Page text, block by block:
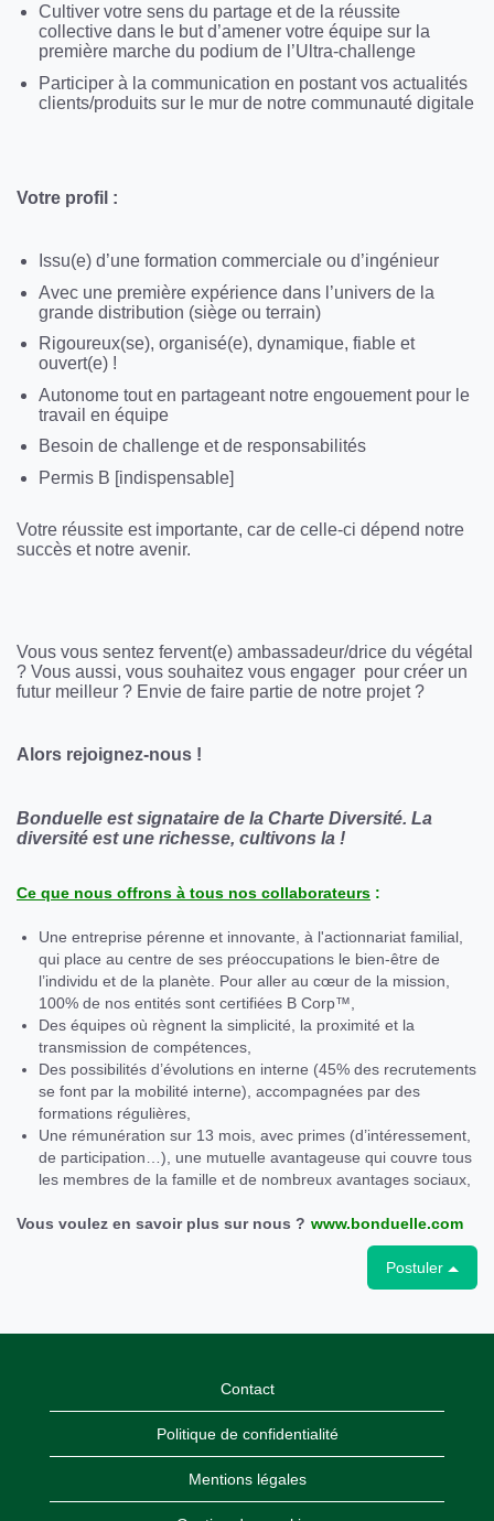
Cultiver votre sens du partage et de la réussite
collective dans le but d’amener votre équipe sur la
première marche du podium de l’Ultra-challenge
Participer à la communication en postant vos actualités
clients/produits sur le mur de notre communauté digitale
Votre profil :
Issu(e) d’une formation commerciale ou d’ingénieur
Avec une première expérience dans l’univers de la
grande distribution (siège ou terrain)
Rigoureux(se), organisé(e), dynamique, fiable et
ouvert(e) !
Autonome tout en partageant notre engouement pour le
travail en équipe
Besoin de challenge et de responsabilités
Permis B [indispensable]
Votre réussite est importante, car de celle-ci dépend notre
succès et notre avenir.
Vous vous sentez fervent(e) ambassadeur/drice du végétal
? Vous aussi, vous souhaitez vous engager pour créer un
futur meilleur ? Envie de faire partie de notre projet ?
Alors rejoignez-nous !
Bonduelle est signataire de la Charte Diversité. La
diversité est une richesse, cultivons la !
Ce que nous offrons à tous nos collaborateurs :
Une entreprise pérenne et innovante, à l'actionnariat familial,
qui place au centre de ses préoccupations le bien-être de
l’individu et de la planète. Pour aller au cœur de la mission,
100% de nos entités sont certifiées B Corp™,
Des équipes où règnent la simplicité, la proximité et la
transmission de compétences,
Des possibilités d’évolutions en interne (45% des recrutements
se font par la mobilité interne), accompagnées par des
formations régulières,
Une rémunération sur 13 mois, avec primes (d’intéressement,
de participation…), une mutuelle avantageuse qui couvre tous
les membres de la famille et de nombreux avantages sociaux,
Vous voulez en savoir plus sur nous ? www.bonduelle.com
Postuler
Contact
Politique de confidentialité
Mentions légales